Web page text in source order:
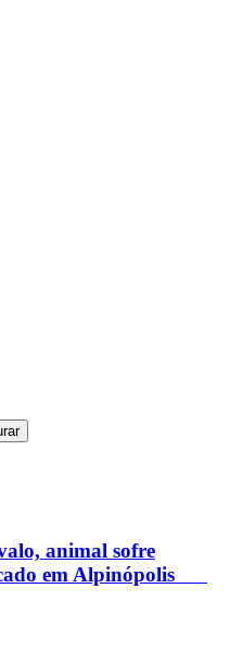
animal sofre
em Alpinópolis